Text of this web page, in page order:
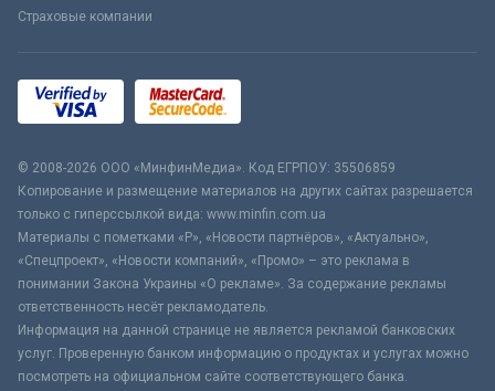
Страховые компании
© 2008-2026 ООО «МинфинМедиа». Код ЕГРПОУ: 35506859
Копирование и размещение материалов на других сайтах разрешается
только с гиперссылкой вида: www.minfin.com.ua
Материалы с пометками «Р», «Новости партнёров», «Актуально»,
«Спецпроект», «Новости компаний», «Промо» – это реклама в
понимании Закона Украины «О рекламе». За содержание рекламы
ответственность несёт рекламодатель.
Информация на данной странице не является рекламой банковских
услуг. Проверенную банком информацию о продуктах и услугах можно
посмотреть на официальном сайте соответствующего банка.